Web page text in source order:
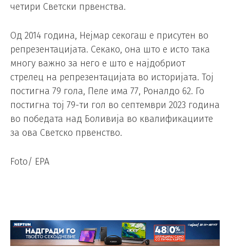
четири Светски првенства.
Од 2014 година, Нејмар секогаш е присутен во
репрезентацијата. Секако, она што е исто така
многу важно за него е што е најдобриот
стрелец на репрезентацијата во историјата. Тој
постигна 79 гола, Пеле има 77, Роналдо 62. Го
постигна тој 79-ти гол во септември 2023 година
во победата над Боливија во квалификациите
за ова Светско првенство.
Foto/ EPA